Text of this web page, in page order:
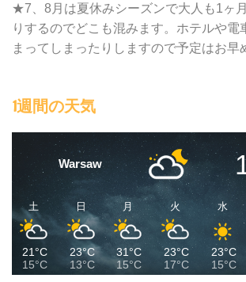
★7、8月は夏休みシーズンで大人も1ヶ
りするのでどこも混みます。ホテルや電
まってしまったりしますので予定はお早
1週間の天気
Warsaw
土
21°C
15°C
日
23°C
13°C
月
31°C
15°C
火
23°C
17°C
水
23°C
15°C